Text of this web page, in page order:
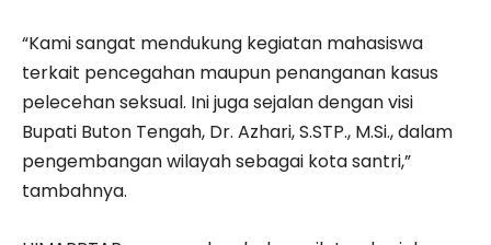
“Kami sangat mendukung kegiatan mahasiswa
terkait pencegahan maupun penanganan kasus
pelecehan seksual. Ini juga sejalan dengan visi
Bupati Buton Tengah, Dr. Azhari, S.STP., M.Si., dalam
pengembangan wilayah sebagai kota santri,”
tambahnya.